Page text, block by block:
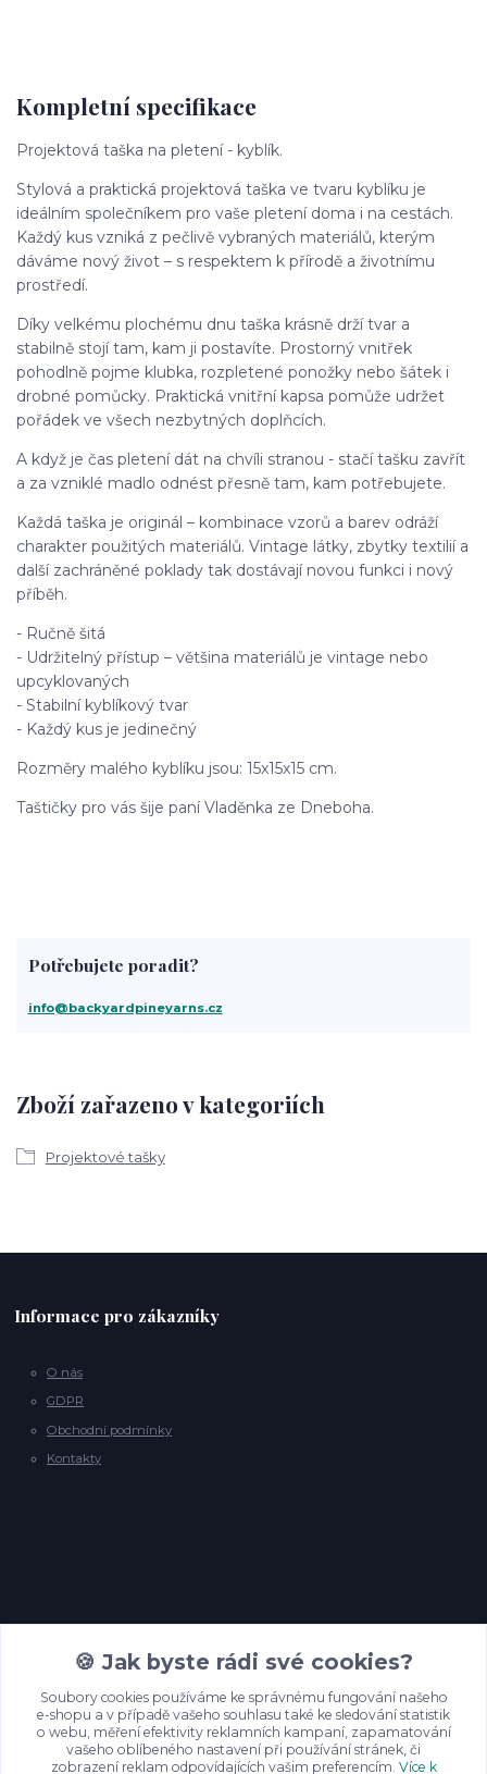
Kompletní specifikace
Projektová taška na pletení - kyblík.
Stylová a praktická projektová taška ve tvaru kyblíku je
ideálním společníkem pro vaše pletení doma i na cestách.
Každý kus vzniká z pečlivě vybraných materiálů, kterým
dáváme nový život – s respektem k přírodě a životnímu
prostředí.
Díky velkému plochému dnu taška krásně drží tvar a
stabilně stojí tam, kam ji postavíte. Prostorný vnitřek
pohodlně pojme klubka, rozpletené ponožky nebo šátek i
drobné pomůcky. Praktická vnitřní kapsa pomůže udržet
pořádek ve všech nezbytných doplňcích.
A když je čas pletení dát na chvíli stranou - stačí tašku zavřít
a za vzniklé madlo odnést přesně tam, kam potřebujete.
Každá taška je originál – kombinace vzorů a barev odráží
charakter použitých materiálů. Vintage látky, zbytky textilií a
další zachráněné poklady tak dostávají novou funkci i nový
příběh.
- Ručně šitá
- Udržitelný přístup – většina materiálů je vintage nebo
upcyklovaných
- Stabilní kyblíkový tvar
- Každý kus je jedinečný
Rozměry malého kyblíku jsou: 15x15x15 cm.
Taštičky pro vás šije paní Vladěnka ze Dneboha.
Zboží zařazeno v kategoriích
Projektové tašky
Potřebujete poradit?
info@backyardpineyarns.cz
Informace pro zákazníky
O nás
GDPR
Obchodní podmínky
Kontakty
info@backyardpineyarns.cz
🍪 Jak byste rádi své cookies?
Soubory cookies používáme ke správnému fungování našeho
e-shopu a v případě vašeho souhlasu také ke sledování statistik
o webu, měření efektivity reklamních kampaní, zapamatování
vašeho oblíbeného nastavení při používání stránek, či
zobrazení reklam odpovídajících vašim preferencím. Více k